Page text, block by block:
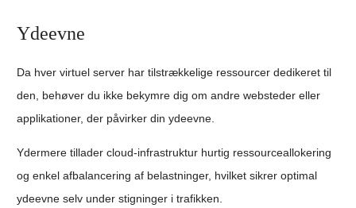
Ydeevne
Da hver virtuel server har tilstrækkelige ressourcer dedikeret til
den, behøver du ikke bekymre dig om andre websteder eller
applikationer, der påvirker din ydeevne.
Ydermere tillader cloud-infrastruktur hurtig ressourceallokering
og enkel afbalancering af belastninger, hvilket sikrer optimal
ydeevne selv under stigninger i trafikken.